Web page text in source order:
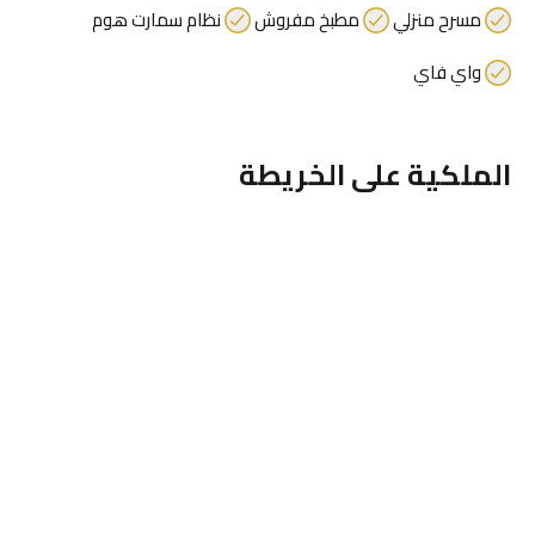
مسرح منزلي
مطبخ مفروش
نظام سمارت هوم
واي فاي
الملكية على الخريطة